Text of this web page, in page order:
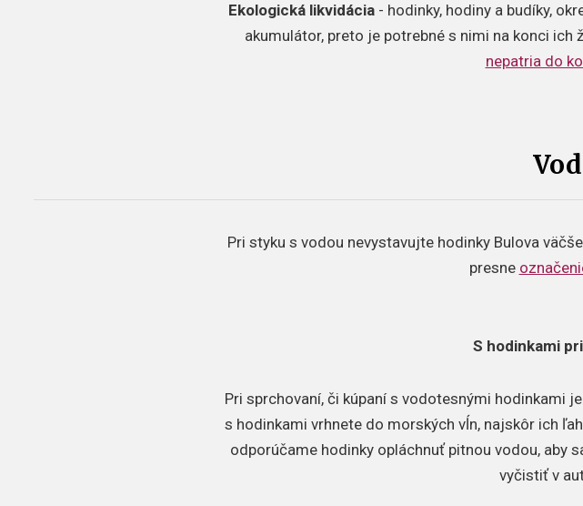
Ekologická likvidácia - hodinky, hodiny a budíky,
akumulátor, preto je potrebné s nimi na konci
nepatria do
Pri styku s vodou nevystavujte hodinky Bulova
presne
S hodinkami
Pri sprchovaní, či kúpaní s vodotesnými hodinkami
s hodinkami vrhnete do morských vĺn, najskôr ich
odporúčame hodinky opláchnuť pitnou vodou, aby
vyčistiť v